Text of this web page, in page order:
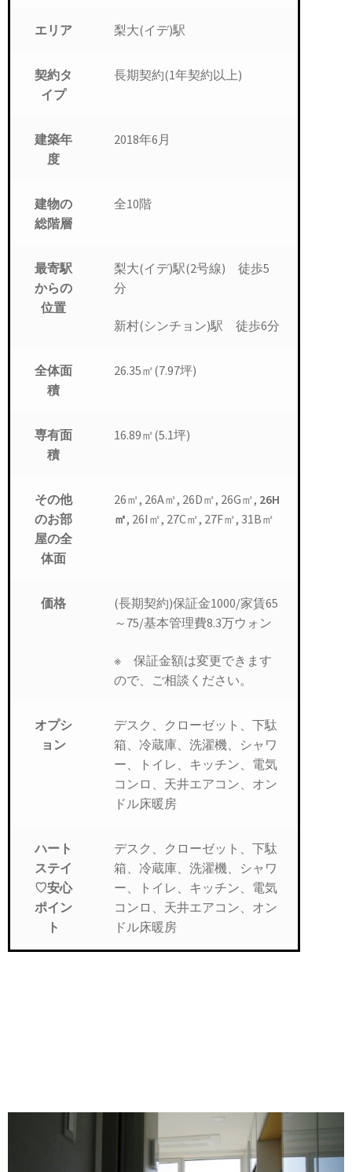
エリア 梨大(イデ)駅
契約タ
イプ
長期契約(1年契約以上)
建築年
度
2018年6月
建物の
総階層
全10階
最寄駅
からの
位置
梨大(イデ)駅(2号線) 徒歩5
分
新村(シンチョン)駅 徒歩6分
全体面
積
26.35㎡(7.97坪)
専有面
積
16.89㎡(5.1坪)
その他
のお部
屋の全
体面
26㎡, 26A㎡, 26D㎡, 26G㎡, 26H
㎡, 26I㎡, 27C㎡, 27F㎡, 31B㎡
価格
(長期契約)保証金1000/家賃65
～75/基本管理費8.3万ウォン
※ 保証金額は変更できます
ので、ご相談ください。
オプシ
ョン
デスク、クローゼット、下駄
箱、冷蔵庫、洗濯機、シャワ
ー、トイレ、キッチン、電気
コンロ、天井エアコン、オン
ドル床暖房
ハート
ステイ
♡安心
ポイン
ト
デスク、クローゼット、下駄
箱、冷蔵庫、洗濯機、シャワ
ー、トイレ、キッチン、電気
コンロ、天井エアコン、オン
ドル床暖房